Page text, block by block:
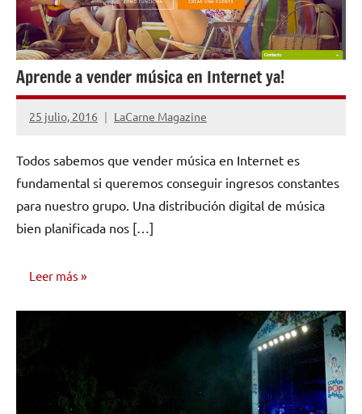
Aprende a vender música en Internet ya!
25 julio, 2016 LaCarne Magazine
1
Todos sabemos que vender música en Internet es
fundamental si queremos conseguir ingresos constantes
para nuestro grupo. Una distribución digital de música
bien planificada nos […]
Leer más